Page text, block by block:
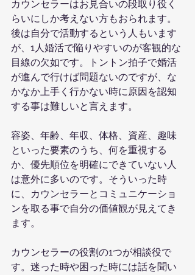
カウンセラーはお見合いの段取り役く
らいにしか考えない方もおられます。
後は自分で活動するという人もいます
が、1人婚活で陥りやすいのが客観的な
目線の欠如です。トントン拍子で婚活
が進んで行けば問題ないのですが、な
かなか上手く行かない時に原因を認知
する事は難しいと言えます。
容姿、年齢、年収、体格、資産、趣味
といった要素のうち、何を重視する
か、優先順位を明確にできていない人
は意外に多いのです。そういった時
に、カウンセラーとコミュニケーショ
ンを取る事で自分の価値観が見えてき
ます。
カウンセラーの役割の1つが相談役で
す。迷った時や困った時には話を聞い